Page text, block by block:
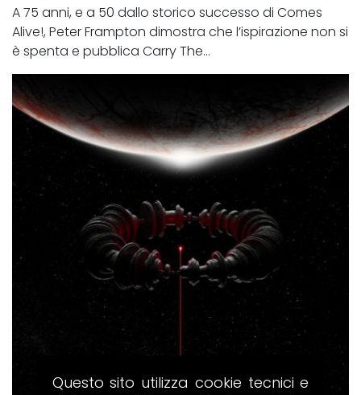
A 75 anni, e a 50 dallo storico successo di Comes
Alive!, Peter Frampton dimostra che l’ispirazione non si
è spenta e pubblica Carry The...
Questo sito utilizza cookie tecnici e